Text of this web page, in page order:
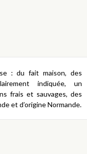
: du fait maison, des
indiquée, un
frais et sauvages, des
et d’origine Normande.